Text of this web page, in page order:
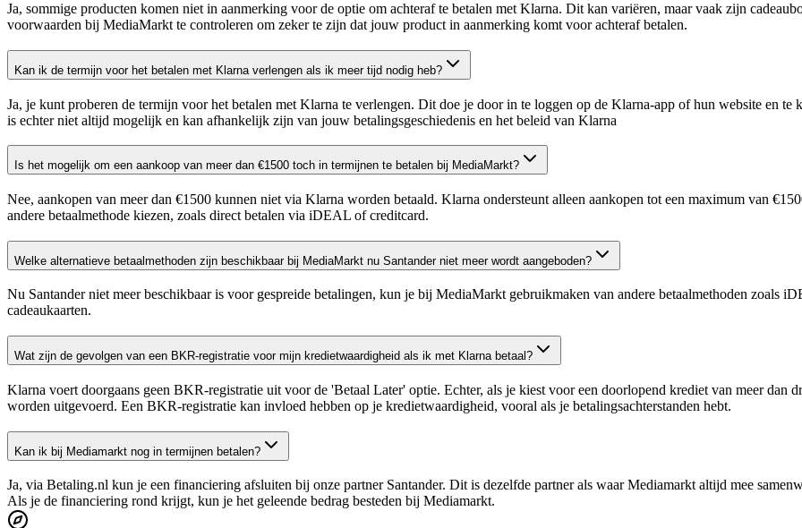
Ja, sommige producten komen niet in aanmerking voor de optie om achteraf te betalen met Klarna. Dit kan variëren, maar vaak zijn
voorwaarden bij MediaMarkt te controleren om zeker te zijn dat jouw product in aanmerking komt voor achteraf betalen​.
Kan ik de termijn voor het betalen met Klarna verlengen als ik meer tijd nodig heb?
Ja, je kunt proberen de termijn voor het betalen met Klarna te verlengen. Dit doe je door in te loggen op de Klarna-app of hun website en
is echter niet altijd mogelijk en kan afhankelijk zijn van jouw betalingsgeschiedenis en het beleid van Klarna
Is het mogelijk om een aankoop van meer dan €1500 toch in termijnen te betalen bij MediaMarkt?
Nee, aankopen van meer dan €1500 kunnen niet via Klarna worden betaald. Klarna ondersteunt alleen aankopen tot een maximum van
andere betaalmethode kiezen, zoals direct betalen via iDEAL of creditcard​.
Welke alternatieve betaalmethoden zijn beschikbaar bij MediaMarkt nu Santander niet meer wordt aangeboden?
Nu Santander niet meer beschikbaar is voor gespreide betalingen, kun je bij MediaMarkt gebruikmaken van andere betaalmethoden zoals
cadeaukaarten.
Wat zijn de gevolgen van een BKR-registratie voor mijn kredietwaardigheid als ik met Klarna betaal?
Klarna voert doorgaans geen BKR-registratie uit voor de 'Betaal Later' optie. Echter, als je kiest voor een doorlopend krediet van meer dan
worden uitgevoerd. Een BKR-registratie kan invloed hebben op je kredietwaardigheid, vooral als je betalingsachterstanden hebt​.
Kan ik bij Mediamarkt nog in termijnen betalen?
Ja, via Betaling.nl kun je een financiering afsluiten bij onze partner Santander. Dit is dezelfde partner als waar Mediamarkt altijd mee
Als je de financiering rond krijgt, kun je het geleende bedrag besteden bij Mediamarkt.